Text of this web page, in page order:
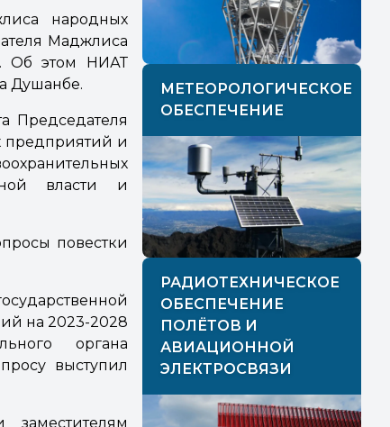
народных
Маджлиса
Об этом НИАТ
Душанбе.
Председателя
предприятий и
власти и
повестки
на 2023-2028
органа
выступил
МЕТЕОРОЛОГИЧЕСКОЕ
ОБЕСПЕЧЕНИЕ
РАДИОТЕХНИЧЕСКОЕ
ОБЕСПЕЧЕНИЕ
ПОЛЁТОВ И
АВИАЦИОННОЙ
ЭЛЕКТРОСВЯЗИ